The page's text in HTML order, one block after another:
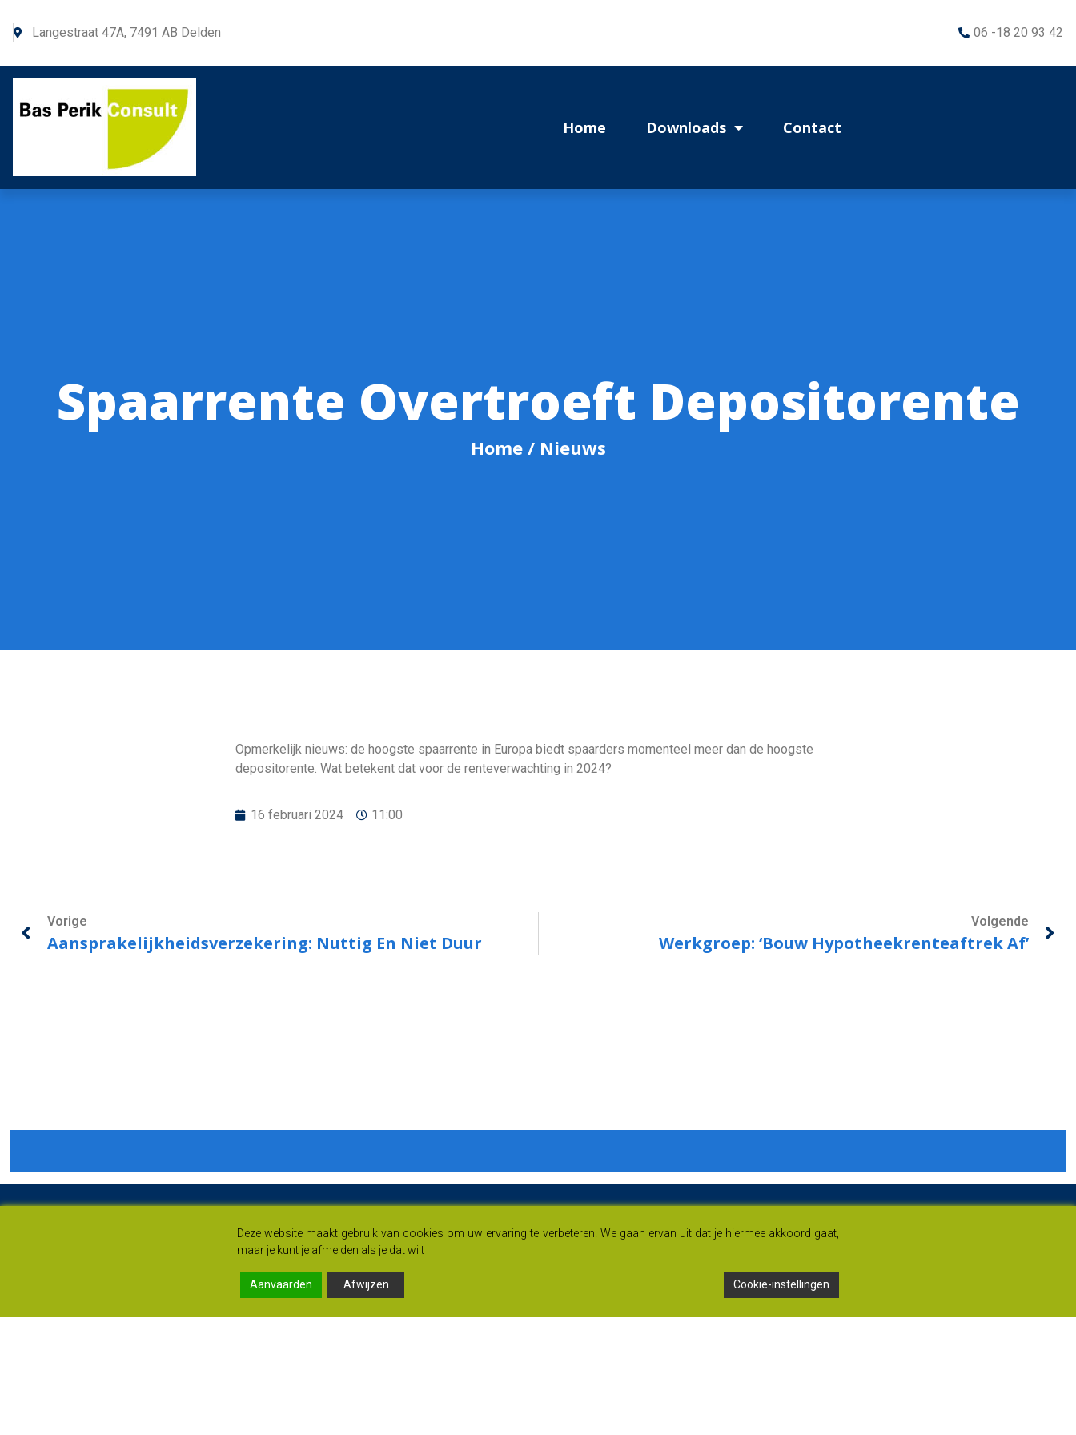
Langestraat 47A, 7491 AB Delden 06 -18 20 93 42
Home Downloads Contact
Spaarrente Overtroeft Depositorente
Home/ Nieuws
Opmerkelijk nieuws: de hoogste spaarrente in Europa biedt spaarders momenteel meer dan de hoogste
depositorente. Wat betekent dat voor de renteverwachting in 2024?
16 februari 2024 11:00
Vorige
Aansprakelijkheidsverzekering: Nuttig En Niet Duur
Volgende
Werkgroep: ‘Bouw Hypotheekrenteaftrek Af’
Deze website maakt gebruik van cookies om uw ervaring te verbeteren. We gaan ervan uit dat je hiermee akkoord gaat,
maar je kunt je afmelden als je dat wilt
Aanvaarden Afwijzen Cookie-instellingen